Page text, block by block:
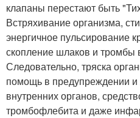
клапаны перестают быть
Встряхивание организма,
энергичное пульсирование
скопление шлаков и тромбы
Следовательно, тряска
помощь в предупреждении и
внутренних органов,
тромбофлебита и даже